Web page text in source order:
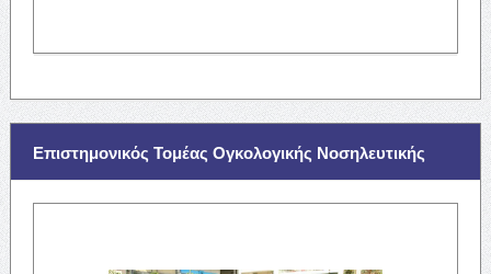
Επιστημονικός Τομέας Ογκολογικής Νοσηλευτικής